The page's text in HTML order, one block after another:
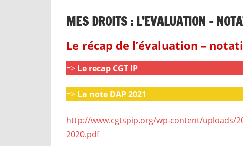
MES DROITS : L’EVALUATION –
Le récap de l’évaluation –
=> Le recap CGT IP
=> La note DAP 2021
http://www.cgtspip.org/wp-content/uploads/
2020.pdf